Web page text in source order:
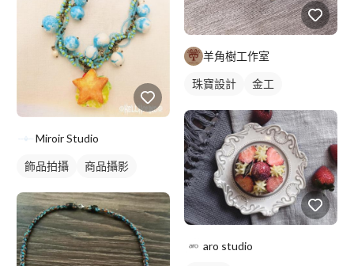
Miroir Studio
飾品拍攝 商品攝影
羊角樹工作室
珠寶設計 金工
aro studio